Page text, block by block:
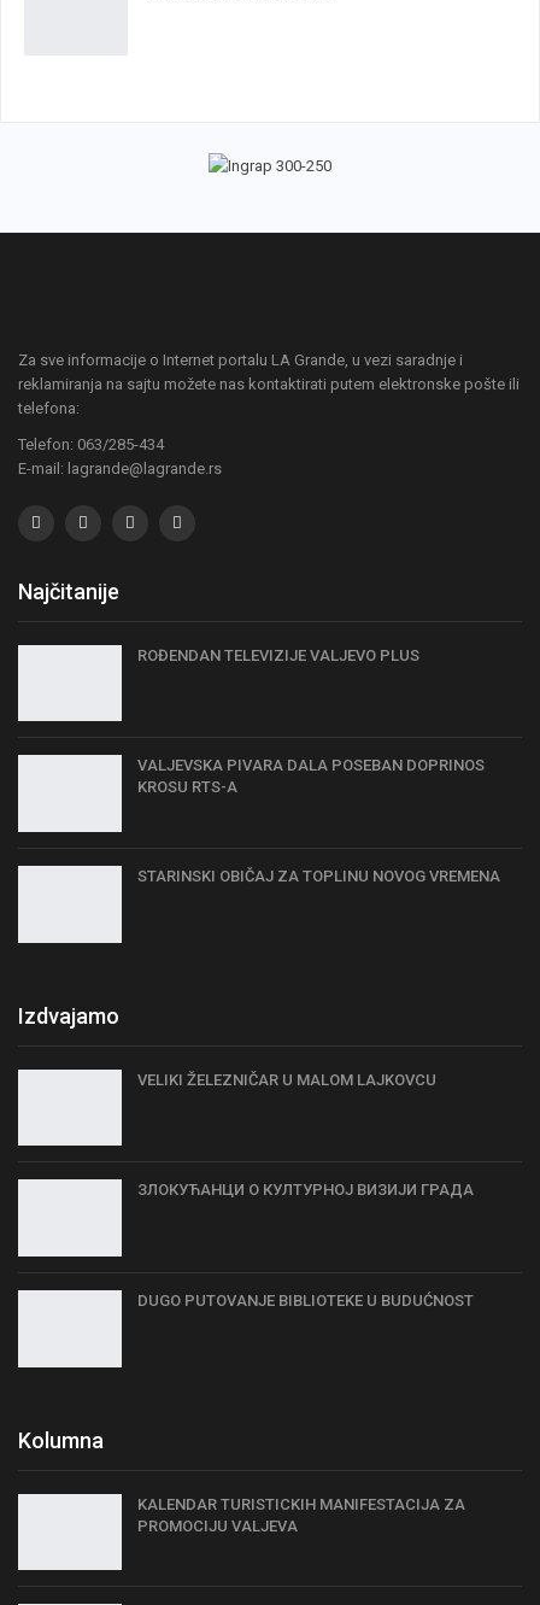
Za sve informacije o Internet portalu LA Grande, u vezi saradnje i
reklamiranja na sajtu možete nas kontaktirati putem elektronske pošte ili
telefona:
Telefon: 063/285-434
E-mail: lagrande@lagrande.rs
Najčitanije
ROĐENDAN TELEVIZIJE VALJEVO PLUS
VALJEVSKA PIVARA DALA POSEBAN DOPRINOS
KROSU RTS-A
STARINSKI OBIČAJ ZA TOPLINU NOVOG VREMENA
Izdvajamo
VELIKI ŽELEZNIČAR U MALOM LAJKOVCU
ЗЛОКУЋАНЦИ О КУЛТУРНОЈ ВИЗИЈИ ГРАДА
DUGO PUTOVANJE BIBLIOTEKE U BUDUĆNOST
Kolumna
KALENDAR TURISTICKIH MANIFESTACIJA ZA
PROMOCIJU VALJEVA